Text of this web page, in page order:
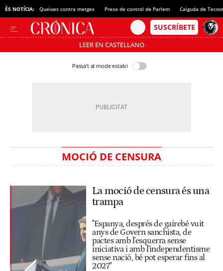
ÉS NOTÍCIA: Queixes contra metges Presa de control de Parlem Caiguda de
LEER EN CASTELLANO
Passa’t al mode estalvi
MOCIÓ DE CENSURA
La moció de censura és una
trampa
"Espanya, després de gairebé vuit
anys de Govern sanchista, de
pactes amb l'esquerra sense
iniciativa i amb l'independentisme
sense nació, bé pot esperar fins al
2027"